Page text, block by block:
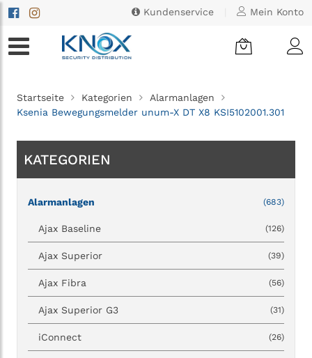
Kundenservice Mein Konto
Startseite Kategorien
Alarmanlagen
Ksenia Bewegungsmelder unum-X DT X8 KSI5102001.301
KATEGORIEN
Alarmanlagen (683)
Ajax Baseline (126)
Ajax Superior (39)
Ajax Fibra (56)
Ajax Superior G3 (31)
iConnect (26)